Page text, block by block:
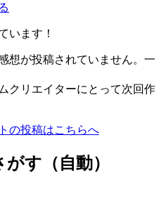
います！
想が投稿されていません。一
クリエイターにとって次回作
の投稿はこちらへ
す（自動）